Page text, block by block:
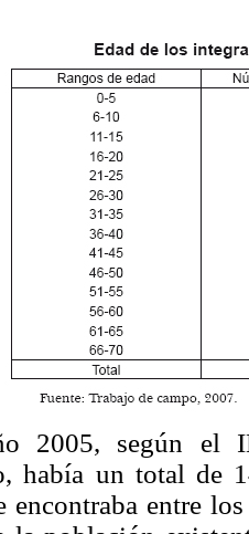
2005, según el
había un total de
encontraba entre